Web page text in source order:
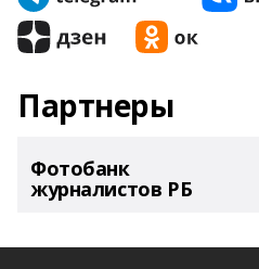
Партнеры
Фотобанк
журналистов РБ